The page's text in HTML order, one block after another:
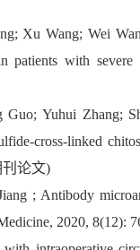
Xu Wang; Wei
with
Yuhui Zhang;
cross-linked
刊论文)
; Antibody
2020, 8(12):